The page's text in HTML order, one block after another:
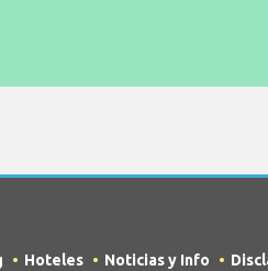
Hoteles Noticias y Info